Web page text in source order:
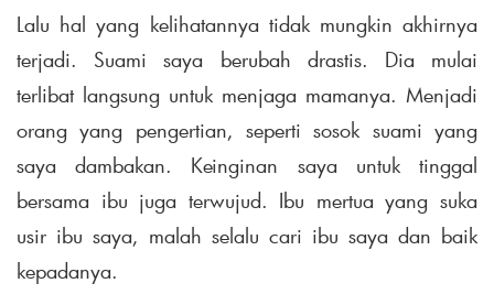
Lalu hal yang kelihatannya tidak mungkin akhirnya
terjadi. Suami saya berubah drastis. Dia mulai
terlibat langsung untuk menjaga mamanya. Menjadi
orang yang pengertian, seperti sosok suami yang
saya dambakan. Keinginan saya untuk tinggal
bersama ibu juga terwujud. Ibu mertua yang suka
usir ibu saya, malah selalu cari ibu saya dan baik
kepadanya.